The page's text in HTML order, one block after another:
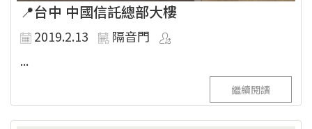
📍台中 中國信託總部大樓
2019.2.13
隔音門
...
繼續閱讀